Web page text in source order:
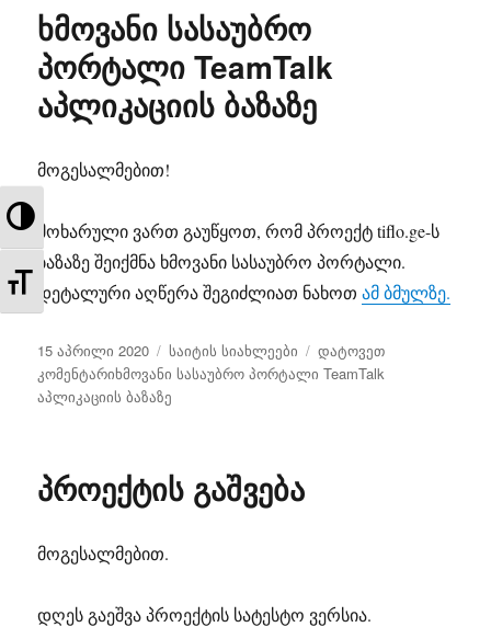
TOGGLE HIGH CONTRAST
TOGGLE FONT SIZE
ხმოვანი სასაუბრო
პორტალი TeamTalk
აპლიკაციის ბაზაზე
მოგესალმებით!
მოხარული ვართ გაუწყოთ, რომ პროექტ tiflo.ge-ს
ბაზაზე შეიქმნა ხმოვანი სასაუბრო პორტალი.
დეტალური აღწერა შეგიძლიათ ნახოთამ ბმულზე.
გამოქვეყნებულია:
15 აპრილი 2020 კატეგორიები
საიტის სიახლეები
დატოვეთ
კომენტარიხმოვანი სასაუბრო პორტალი TeamTalk
აპლიკაციის ბაზაზე
პროექტის გაშვება
მოგესალმებით.
დღეს გაეშვა პროექტის სატესტო ვერსია.